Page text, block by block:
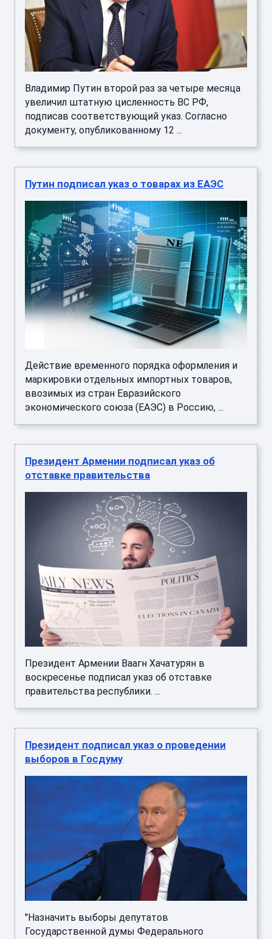
Владимир Путин второй раз за четыре месяца
увеличил штатную цисленность ВС РФ,
подписав соответствующий указ. Согласно
документу, опубликованному 12 ...
Путин подписал указ о товарах из ЕАЭС
Действие временного порядка оформления и
маркировки отдельных импортных товаров,
ввозимых из стран Евразийского
экономического союза (ЕАЭС) в Россию, ...
Президент Армении подписал указ об
отставке правительства
Президент Армении Ваагн Хачатурян в
воскресенье подписал указ об отставке
правительства республики. ...
Президент подписал указ о проведении
выборов в Госдуму
"Назначить выборы депутатов
Государственной думы Федерального